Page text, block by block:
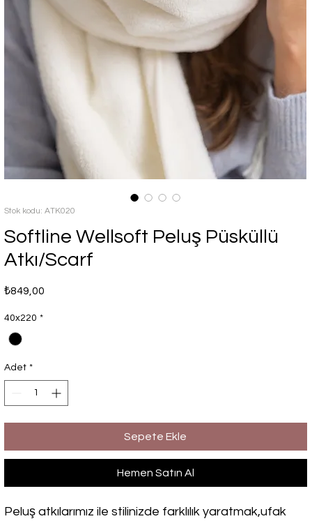
Stok kodu: ATK020
Softline Wellsoft Peluş Püsküllü
Atkı/Scarf
₺849,00
40x220 *
Adet *
Sepete Ekle
Hemen Satın Al
Peluş atkılarımız ile stilinizde farklılık yaratmak,ufak